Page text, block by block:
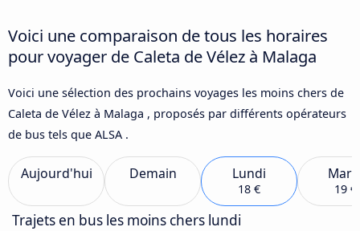
Voici une comparaison de tous les horaires
pour voyager de Caleta de Vélez à Malaga
Voici une sélection des prochains voyages les moins chers de
Caleta de Vélez à Malaga , proposés par différents opérateurs
de bus tels que ALSA .
Aujourd'hui Demain Lundi
18 € 19 €
Trajets en bus les moins chers lundi